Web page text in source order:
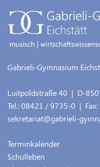
Gabrieli-Gymnasium
Luitpoldstraße 40 | D-
Tel.:08421 / 9735-0 | Fax:
sekretariat@gabrieli-
Terminkalender
Schulleben